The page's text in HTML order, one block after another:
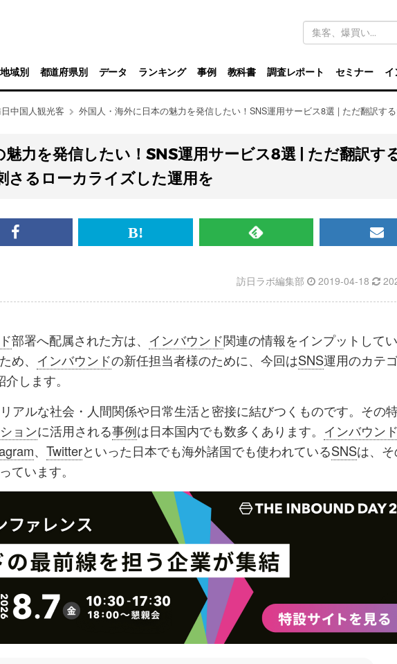
キ
ワ
ド
検
索
域別 都道府県別 データ ランキング 事例 教科書 調査レポート セミナー イ
中国人観光客 外国人・海外に日本の魅力を発信したい！SNS運用サービス8選 | ただ翻訳す
魅力を発信したい！SNS運用サービス8選 | ただ翻訳す
さるローカライズした運用を
Facebook<br>
事
シ
ェ
ア
す
る
は
ブ
ク
マ
ク
に
追
RSS
記
事
購
読
る
メ
マ
ガ
録
す
訪日ラボ編集部 2019-04-18
部署へ配属された方は、 インバウンド関連の情報をインプットして
め、 インバウンドの新任担当者様のために、今回はSNS運用のカテ
します。
アルな社会・人間関係や日常生活と密接に結びつくものです。その
ョンに活用される事例は日本国内でも数多くあります。 インバウンド
、 Twitterといった日本でも海外諸国でも使われているSNSは、
ています。